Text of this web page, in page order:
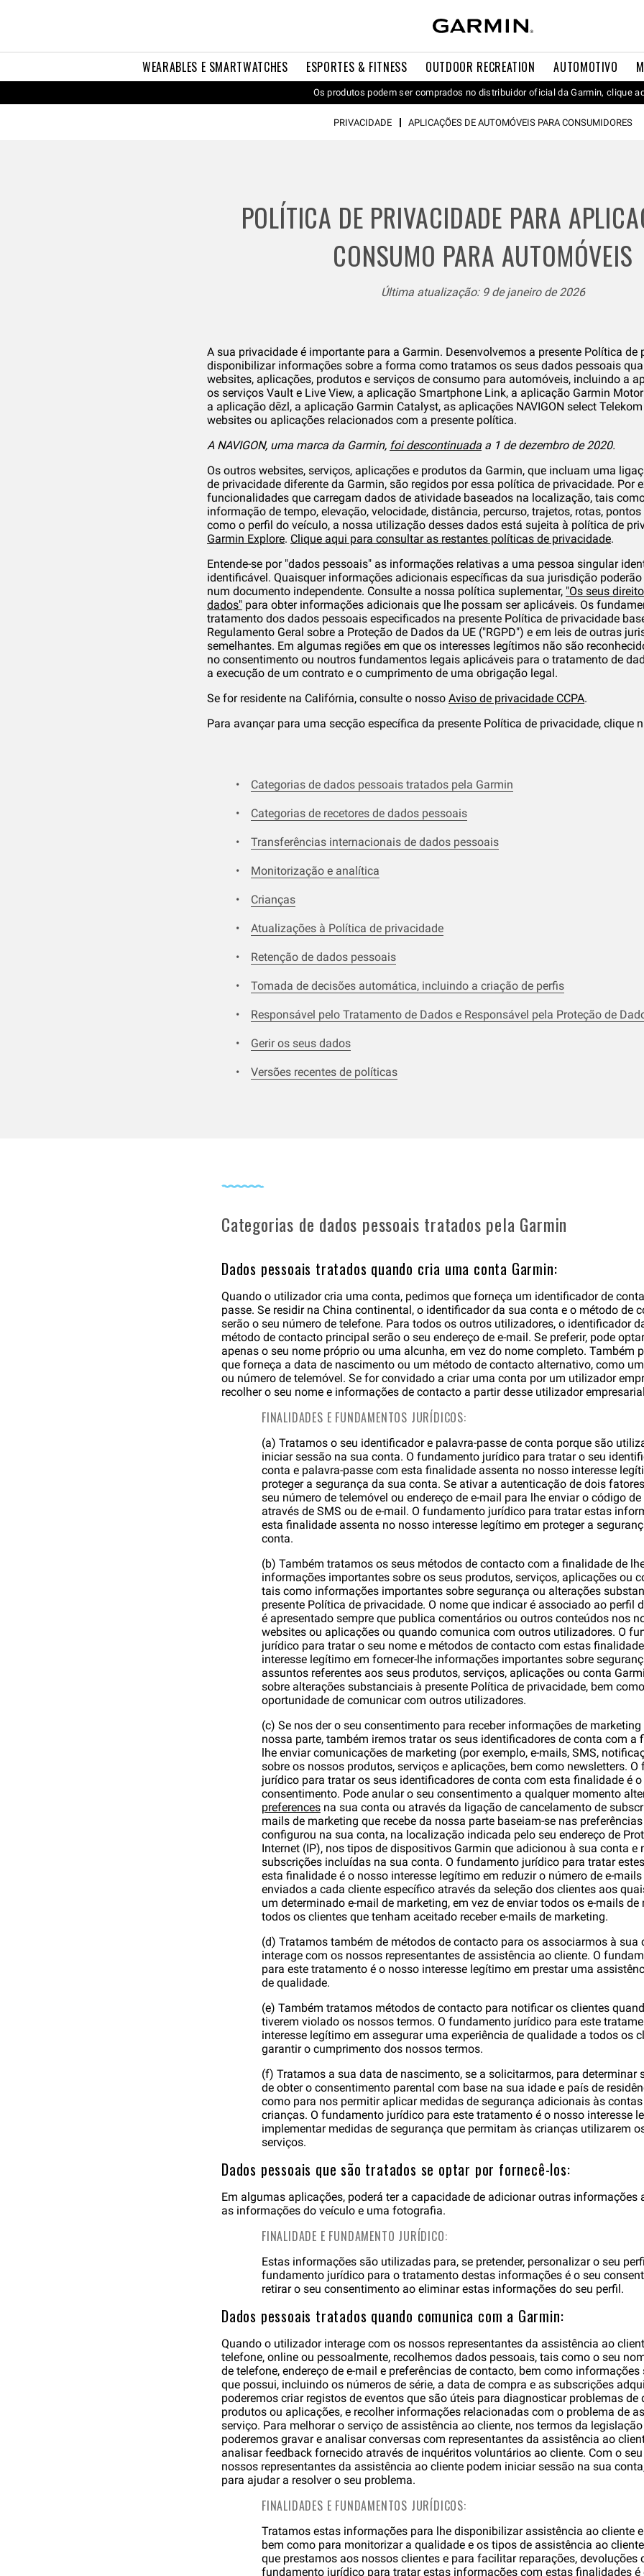
WEARABLES E SMARTWATCHES ESPORTES & FITNESS OUTDOOR RECREATION AUTOMOTIVO
Os produtos podem ser comprados no distribuidor oficial da Garmin, clique
PRIVACIDADE APLICAÇÕES DE AUTOMÓVEIS PARA CONSUMIDORES
POLÍTICA DE PRIVACIDADE PARA
CONSUMO PARA AUTOMÓVEIS
Última atualização: 9 de janeiro de 2026
A sua privacidade é importante para a Garmin. Desenvolvemos a presente Política de
disponibilizar informações sobre a forma como tratamos os seus dados pessoais
websites, aplicações, produtos e serviços de consumo para automóveis, incluindo a
os serviços Vault e Live View, a aplicação Smartphone Link, a aplicação Garmin
a aplicação dēzl, a aplicação Garmin Catalyst, as aplicações NAVIGON select
websites ou aplicações relacionados com a presente política.
A NAVIGON, uma marca da Garmin, foi descontinuada a 1 de dezembro de 2020.
Os outros websites, serviços, aplicações e produtos da Garmin, que incluam uma
de privacidade diferente da Garmin, são regidos por essa política de privacidade. Por
funcionalidades que carregam dados de atividade baseados na localização, tais
informação de tempo, elevação, velocidade, distância, percurso, trajetos, rotas,
como o perfil do veículo, a nossa utilização desses dados está sujeita à política de
Garmin Explore. Clique aqui para consultar as restantes políticas de privacidade.
Entende-se por "dados pessoais" as informações relativas a uma pessoa singular
identificável. Quaisquer informações adicionais específicas da sua jurisdição
num documento independente. Consulte a nossa política suplementar, "Os seus
dados" para obter informações adicionais que lhe possam ser aplicáveis. Os
tratamento dos dados pessoais especificados na presente Política de privacidade
Regulamento Geral sobre a Proteção de Dados da UE ("RGPD") e em leis de outras
semelhantes. Em algumas regiões em que os interesses legítimos não são
no consentimento ou noutros fundamentos legais aplicáveis para o tratamento de
a execução de um contrato e o cumprimento de uma obrigação legal.
Se for residente na Califórnia, consulte o nosso Aviso de privacidade CCPA.
Para avançar para uma secção específica da presente Política de privacidade, clique
Categorias de dados pessoais tratados pela Garmin
Categorias de recetores de dados pessoais
Transferências internacionais de dados pessoais
Monitorização e analítica
Crianças
Atualizações à Política de privacidade
Retenção de dados pessoais
Tomada de decisões automática, incluindo a criação de perfis
Responsável pelo Tratamento de Dados e Responsável pela Proteção de
Gerir os seus dados
Versões recentes de políticas
Categorias de dados pessoais tratados pela Garmin
Dados pessoais tratados quando cria uma conta Garmin:
Quando o utilizador cria uma conta, pedimos que forneça um identificador de
passe. Se residir na China continental, o identificador da sua conta e o método de
serão o seu número de telefone. Para todos os outros utilizadores, o identificador
método de contacto principal serão o seu endereço de e-mail. Se preferir, pode
apenas o seu nome próprio ou uma alcunha, em vez do nome completo. Também
que forneça a data de nascimento ou um método de contacto alternativo, como
ou número de telemóvel. Se for convidado a criar uma conta por um utilizador
recolher o seu nome e informações de contacto a partir desse utilizador
FINALIDADES E FUNDAMENTOS JURÍDICOS:
(a) Tratamos o seu identificador e palavra-passe de conta porque são
iniciar sessão na sua conta. O fundamento jurídico para tratar o seu
conta e palavra-passe com esta finalidade assenta no nosso interesse
proteger a segurança da sua conta. Se ativar a autenticação de dois
seu número de telemóvel ou endereço de e-mail para lhe enviar o código
através de SMS ou de e-mail. O fundamento jurídico para tratar estas
esta finalidade assenta no nosso interesse legítimo em proteger a
conta.
(b) Também tratamos os seus métodos de contacto com a finalidade de
informações importantes sobre os seus produtos, serviços, aplicações ou
tais como informações importantes sobre segurança ou alterações
presente Política de privacidade. O nome que indicar é associado ao perfil
é apresentado sempre que publica comentários ou outros conteúdos nos
websites ou aplicações ou quando comunica com outros utilizadores. O
jurídico para tratar o seu nome e métodos de contacto com estas
interesse legítimo em fornecer-lhe informações importantes sobre
assuntos referentes aos seus produtos, serviços, aplicações ou conta
sobre alterações substanciais à presente Política de privacidade, bem
oportunidade de comunicar com outros utilizadores.
(c) Se nos der o seu consentimento para receber informações de
nossa parte, também iremos tratar os seus identificadores de conta com a
lhe enviar comunicações de marketing (por exemplo, e-mails, SMS,
sobre os nossos produtos, serviços e aplicações, bem como newsletters.
jurídico para tratar os seus identificadores de conta com esta finalidade é o
consentimento. Pode anular o seu consentimento a qualquer momento
preferences na sua conta ou através da ligação de cancelamento de
mails de marketing que recebe da nossa parte baseiam-se nas
configurou na sua conta, na localização indicada pelo seu endereço de
Internet (IP), nos tipos de dispositivos Garmin que adicionou à sua conta e
subscrições incluídas na sua conta. O fundamento jurídico para tratar
esta finalidade é o nosso interesse legítimo em reduzir o número de e-
enviados a cada cliente específico através da seleção dos clientes aos
um determinado e-mail de marketing, em vez de enviar todos os e-mails de
todos os clientes que tenham aceitado receber e-mails de marketing.
(d) Tratamos também de métodos de contacto para os associarmos à sua
interage com os nossos representantes de assistência ao cliente. O
para este tratamento é o nosso interesse legítimo em prestar uma
de qualidade.
(e) Também tratamos métodos de contacto para notificar os clientes
tiverem violado os nossos termos. O fundamento jurídico para este
interesse legítimo em assegurar uma experiência de qualidade a todos os
garantir o cumprimento dos nossos termos.
(f) Tratamos a sua data de nascimento, se a solicitarmos, para determinar
de obter o consentimento parental com base na sua idade e país de
como para nos permitir aplicar medidas de segurança adicionais às
crianças. O fundamento jurídico para este tratamento é o nosso interesse
implementar medidas de segurança que permitam às crianças utilizarem
serviços.
Dados pessoais que são tratados se optar por fornecê-los:
Em algumas aplicações, poderá ter a capacidade de adicionar outras informações
as informações do veículo e uma fotografia.
FINALIDADE E FUNDAMENTO JURÍDICO:
Estas informações são utilizadas para, se pretender, personalizar o seu
fundamento jurídico para o tratamento destas informações é o seu
retirar o seu consentimento ao eliminar estas informações do seu perfil.
Dados pessoais tratados quando comunica com a Garmin:
Quando o utilizador interage com os nossos representantes da assistência ao
telefone, online ou pessoalmente, recolhemos dados pessoais, tais como o seu
de telefone, endereço de e-mail e preferências de contacto, bem como
que possui, incluindo os números de série, a data de compra e as subscrições
poderemos criar registos de eventos que são úteis para diagnosticar problemas de
produtos ou aplicações, e recolher informações relacionadas com o problema de
serviço. Para melhorar o serviço de assistência ao cliente, nos termos da
poderemos gravar e analisar conversas com representantes da assistência ao
analisar feedback fornecido através de inquéritos voluntários ao cliente. Com o
nossos representantes da assistência ao cliente podem iniciar sessão na sua
para ajudar a resolver o seu problema.
FINALIDADES E FUNDAMENTOS JURÍDICOS:
Tratamos estas informações para lhe disponibilizar assistência ao cliente
bem como para monitorizar a qualidade e os tipos de assistência ao
que prestamos aos nossos clientes e para facilitar reparações, devoluções
fundamento jurídico para tratar estas informações com estas finalidades é